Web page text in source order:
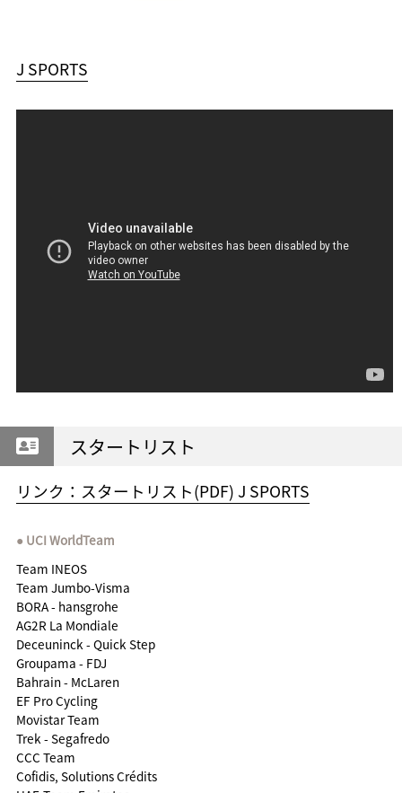
J SPORTS
スタートリスト
リンク：スタートリスト(PDF) J SPORTS
UCI WorldTeam
Team INEOS
Team Jumbo-Visma
BORA - hansgrohe
AG2R La Mondiale
Deceuninck - Quick Step
Groupama - FDJ
Bahrain - McLaren
EF Pro Cycling
Movistar Team
Trek - Segafredo
CCC Team
Cofidis, Solutions Crédits